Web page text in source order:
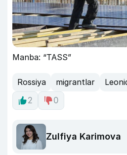
Manba: “TASS”
Rossiya migrantlar
2
0
Zulfiya Karimova